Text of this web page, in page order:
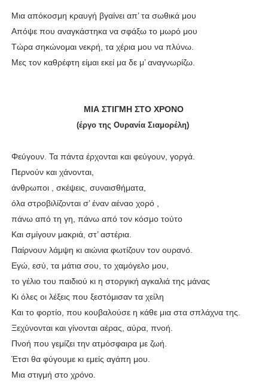
Μια απόκοσμη κραυγή βγαίνει απ’ τα σωθικά μου
Απόψε που αναγκάστηκα να σφάξω το μωρό μου
Τώρα σηκώνομαι νεκρή, τα χέρια μου να πλύνω.
Μες τον καθρέφτη είμαι εκεί μα δε μ’ αναγνωρίζω.
ΜΙΑ ΣΤΙΓΜΗ ΣΤΟ ΧΡΟΝΟ
(έργο της Ουρανία Σιαμορέλη)
Φεύγουν. Τα πάντα έρχονται και φεύγουν, γοργά.
Περνούν και χάνονται,
άνθρωποι , σκέψεις, συναισθήματα,
όλα στροβιλίζονται σ’ έναν αέναο χορό ,
πάνω από τη γη, πάνω από τον κόσμο τούτο
Και σμίγουν μακριά, στ’ αστέρια.
Παίρνουν λάμψη κι αιώνια φωτίζουν τον ουρανό.
Εγώ, εσύ, τα μάτια σου, το χαμόγελο μου,
το γέλιο του παιδιού κι η στοργική αγκαλιά της μάνας
Κι όλες οι λέξεις που ξεστόμισαν τα χείλη
Και το φορτίο, που κουβαλούσε η κάθε μια στα σπλάχνα της.
Ξεχύνονται και γίνονται αέρας, αύρα, πνοή.
Πνοή που γεμίζει την ατμόσφαιρα με ζωή.
Έτσι θα φύγουμε κι εμείς αγάπη μου.
Μια στιγμή στο χρόνο.